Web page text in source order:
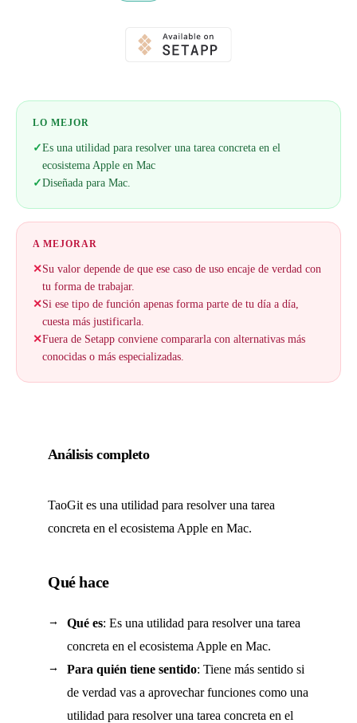
LO MEJOR
✓Es una utilidad para resolver una tarea concreta en el
ecosistema Apple en Mac
✓Diseñada para Mac.
A MEJORAR
✕Su valor depende de que ese caso de uso encaje de verdad con
tu forma de trabajar.
✕Si ese tipo de función apenas forma parte de tu día a día,
cuesta más justificarla.
✕Fuera de Setapp conviene compararla con alternativas más
conocidas o más especializadas.
Análisis completo
TaoGit es una utilidad para resolver una tarea
concreta en el ecosistema Apple en Mac.
Qué hace
Qué es: Es una utilidad para resolver una tarea
concreta en el ecosistema Apple en Mac.
Para quién tiene sentido: Tiene más sentido si
de verdad vas a aprovechar funciones como una
utilidad para resolver una tarea concreta en el